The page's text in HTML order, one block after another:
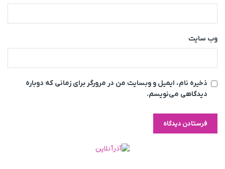
وب‌ سایت
ذخیره نام، ایمیل و وبسایت من در مرورگر برای زمانی که دوباره
دیدگاهی می‌نویسم.